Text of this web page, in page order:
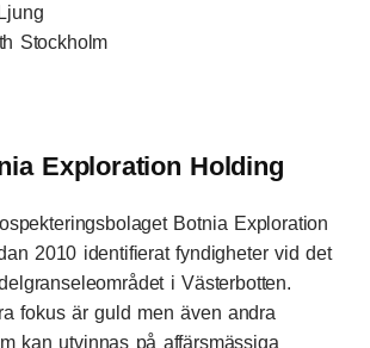
Stockholm
Exploration Holding
Botnia Exploration
2010 identifierat fyndigheter vid det
i Västerbotten.
fokus är guld men även andra
kan utvinnas på affärsmässiga